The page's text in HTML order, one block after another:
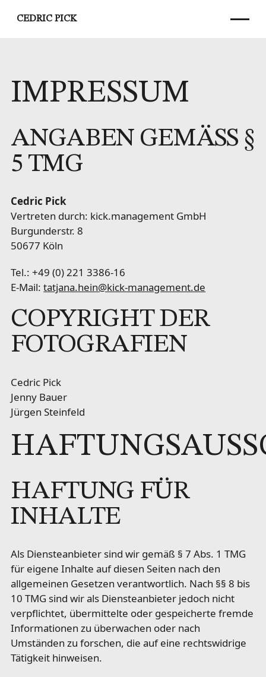
CEDRIC PICK
IMPRESSUM
ANGABEN GEMÄSS § 5
TMG
Cedric Pick
Vertreten durch: kick.management GmbH
Burgunderstr. 8
50677 Köln
Tel.: +49 (0) 221 3386-16
E-Mail:tatjana.hein@kick-management.de
COPYRIGHT DER
FOTOGRAFIEN
Cedric Pick
Jenny Bauer
Jürgen Steinfeld
HAFTUNG FÜR
INHALTE
Als Diensteanbieter sind wir gemäß § 7 Abs. 1 TMG
für eigene Inhalte auf diesen Seiten nach den
allgemeinen Gesetzen verantwortlich. Nach §§ 8 bis
10 TMG sind wir als Diensteanbieter jedoch nicht
verpflichtet, übermittelte oder gespeicherte fremde
Informationen zu überwachen oder nach
Umständen zu forschen, die auf eine rechtswidrige
Tätigkeit hinweisen.